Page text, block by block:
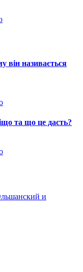
він називається
та що це даcть?